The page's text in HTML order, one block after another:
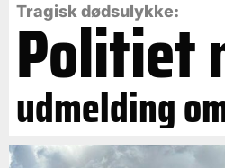
Tragisk dødsulykke:
Politiet
udmelding